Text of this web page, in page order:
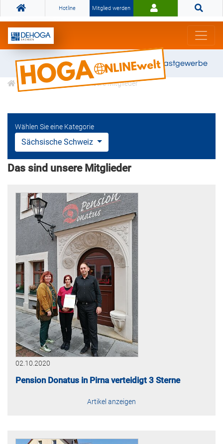
Hotline Mitglied werden
Gemeinsam stark für das Gastgewerbe
Informationen Unsere Mitglieder
Wählen Sie eine Kategorie
Sächsische Schweiz
Das sind unsere Mitglieder
02.10.2020
Pension Donatus in Pirna verteidigt 3 Sterne
Artikel anzeigen